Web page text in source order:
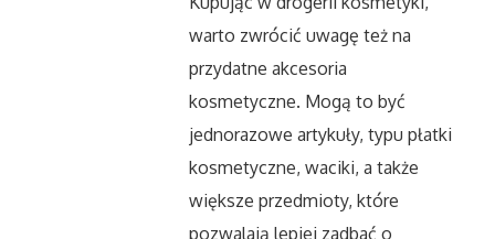
Narzędzia
Przemysł Metalowy
Przeprowadzki
warto zwrócić uwagę też na
przydatne akcesoria
kosmetyczne. Mogą to być
jednorazowe artykuły, typu płatki
kosmetyczne, waciki, a także
większe przedmioty, które
pozwalają lepiej zadbać o